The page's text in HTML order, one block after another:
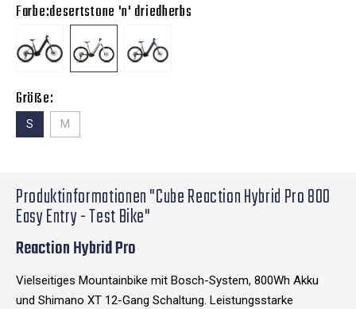
Farbe:desertstone 'n' driedherbs
Größe:
S M
Produktinformationen "Cube Reaction Hybrid Pro 800
Easy Entry - Test Bike"
Reaction Hybrid Pro
Vielseitiges Mountainbike mit Bosch-System, 800Wh Akku
und Shimano XT 12-Gang Schaltung. Leistungsstarke